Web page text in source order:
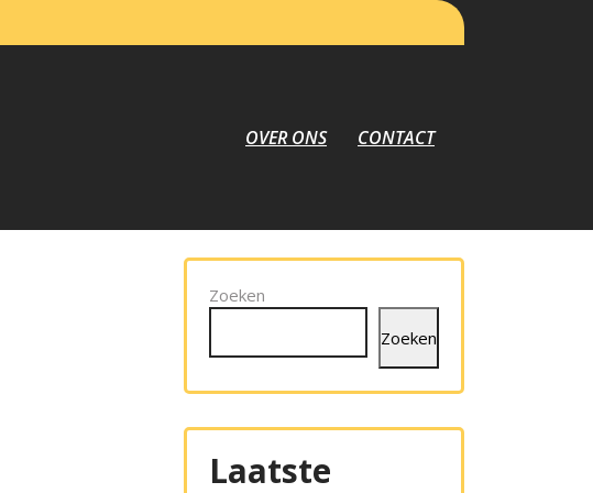
OVER ONS CONTACT
Zoeken
Zoeken
Laatste